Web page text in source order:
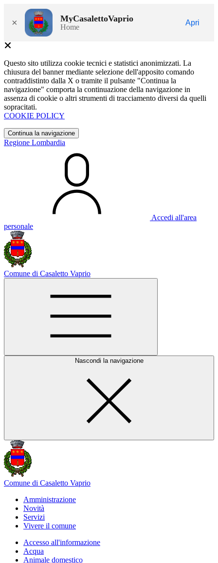
× MyCasalettoVaprio
Home
Apri
Questo sito utilizza cookie tecnici e statistici anonimizzati. La
chiusura del banner mediante selezione dell'apposito comando
contraddistinto dalla X o tramite il pulsante "Continua la
navigazione" comporta la continuazione della navigazione in
assenza di cookie o altri strumenti di tracciamento diversi da quelli
sopracitati.
COOKIE POLICY
Continua la navigazione
Regione Lombardia
Accedi all'area
personale
Comune di Casaletto Vaprio
Nascondi la navigazione
Comune di Casaletto Vaprio
Amministrazione
Novità
Servizi
Vivere il comune
Accesso all'informazione
Acqua
Animale domestico